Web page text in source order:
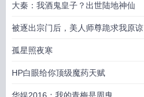
大秦：我酒鬼皇子？出世陆地神仙
被逐出宗门后，美人师尊跪求我原谅
孤星照夜寒
HP白眼给你顶级魔药天赋